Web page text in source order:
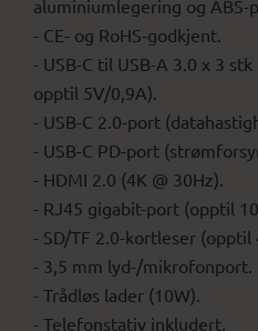
aluminiumlegering og ABS-
- CE- og RoHS-godkjent.
- USB-C til USB-A 3.0 x 3
opptil 5V/0,9A).
- USB-C 2.0-port
- USB-C PD-port
- HDMI 2.0 (4K @ 30Hz).
- RJ45 gigabit-port (opptil
- SD/TF 2.0-kortleser (opptil
- 3,5 mm lyd-/mikrofonport.
- Trådløs lader (10W).
- Telefonstativ inkludert.